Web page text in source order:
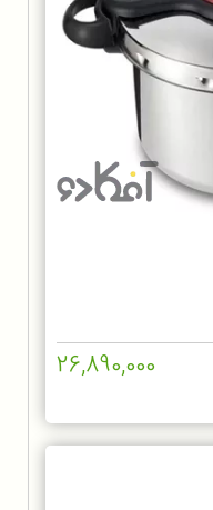
26,890,000